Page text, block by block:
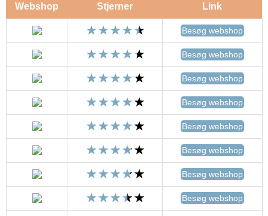
Webshop Stjerner Link
Besøg webshop
Besøg webshop
Besøg webshop
Besøg webshop
Besøg webshop
Besøg webshop
Besøg webshop
Besøg webshop